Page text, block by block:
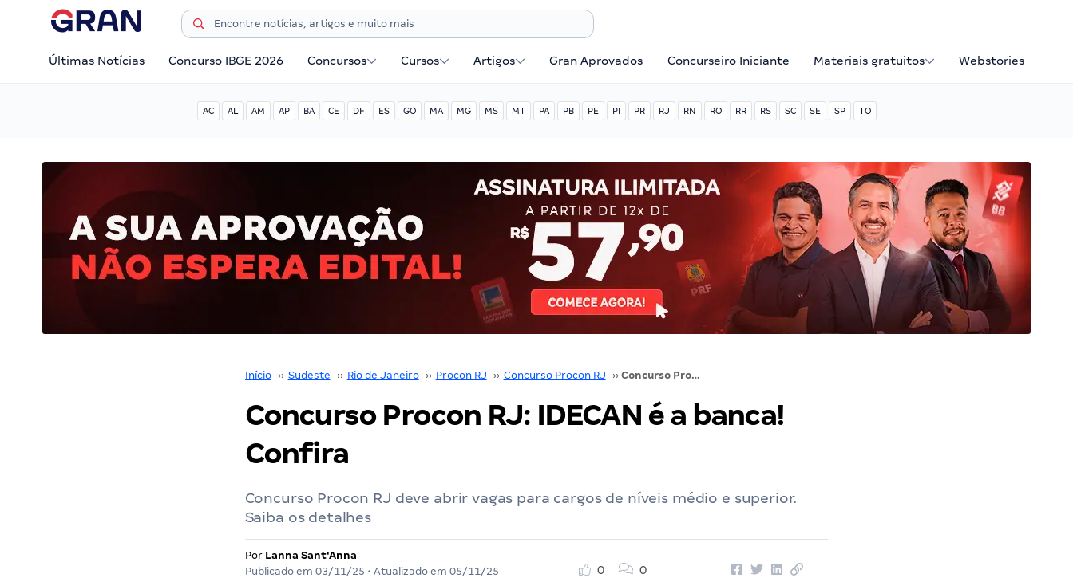
Últimas Notícias Concurso IBGE 2026 Concursos Cursos Artigos Gran Aprovados Concurseiro Iniciante Materiais gratuitos Webstories
AC AL AM AP BA CE DF ES GO MA MG MS MT PA PB PE PI PR RJ RN RO RR RS SC SE SP TO
Início ›› Sudeste ›› Rio de Janeiro ›› Procon RJ ›› Concurso Procon RJ ›› Concurso Procon RJ: IDECAN é a banca! Confira
Concurso Procon RJ: IDECAN é a banca!
Confira
Concurso Procon RJ deve abrir vagas para cargos de níveis médio e superior.
Saiba os detalhes
Por Lanna Sant'Anna
Publicado em 03/11/25 • Atualizado em 05/11/25
0 0